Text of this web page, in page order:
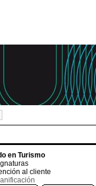
en Turismo
al cliente